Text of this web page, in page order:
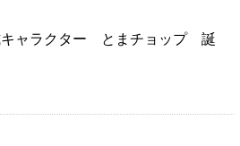
キャラクター とまチョップ 誕